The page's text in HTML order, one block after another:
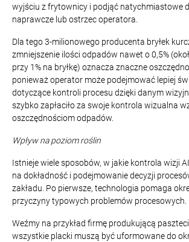
wyjściu z frytownicy i podjąć natychmiastowe
naprawcze lub ostrzec operatora.
Dla tego 3-milionowego producenta bryłek
zmniejszenie ilości odpadów nawet o 0,5%
przy 1% na bryłkę) oznacza znaczne
ponieważ operator może podejmować lepiej
dotyczące kontroli procesu dzięki danym
szybko zapłaciło za swoje kontrola wizualna
oszczędnościom odpadów.
Wpływ na poziom roślin
Istnieje wiele sposobów, w jakie kontrola wizji
na dokładność i podejmowanie decyzji
zakładu. Po pierwsze, technologia pomaga
przyczyny typowych problemów procesowych.
Weźmy na przykład firmę produkującą
wszystkie placki muszą być uformowane do